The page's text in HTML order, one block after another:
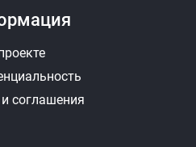
соглашения